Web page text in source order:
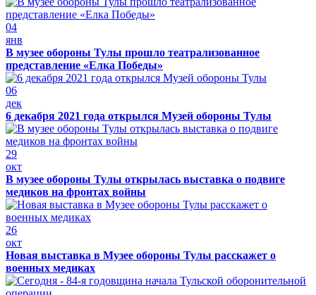
04
янв
В музее обороны Тулы прошло театрализованное
представление «Елка Победы»
06
дек
6 декабря 2021 года открылся Музей обороны Тулы
29
окт
В музее обороны Тулы открылась выставка о подвиге
медиков на фронтах войны
26
окт
Новая выставка в Музее обороны Тулы расскажет о
военных медиках